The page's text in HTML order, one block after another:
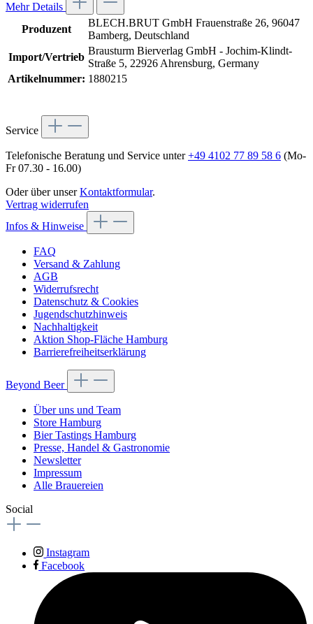
Mehr Details
Produzent
BLECH.BRUT GmbH Frauenstraße 26, 96047
Bamberg, Deutschland
Import/Vertrieb
Brausturm Bierverlag GmbH - Jochim-Klindt-
Straße 5, 22926 Ahrensburg, Germany
Artikelnummer: 1880215
Service
Telefonische Beratung und Service unter+49 4102 77 89 58 6 (Mo-
Fr 07.30 - 16.00)
Oder über unserKontaktformular.
Vertrag widerrufen
Infos & Hinweise
FAQ
Versand & Zahlung
AGB
Widerrufsrecht
Datenschutz & Cookies
Jugendschutzhinweis
Nachhaltigkeit
Aktion Shop-Fläche Hamburg
Barrierefreiheitserklärung
Beyond Beer
Über uns und Team
Store Hamburg
Bier Tastings Hamburg
Presse, Handel & Gastronomie
Newsletter
Impressum
Alle Brauereien
Social
Instagram
Facebook